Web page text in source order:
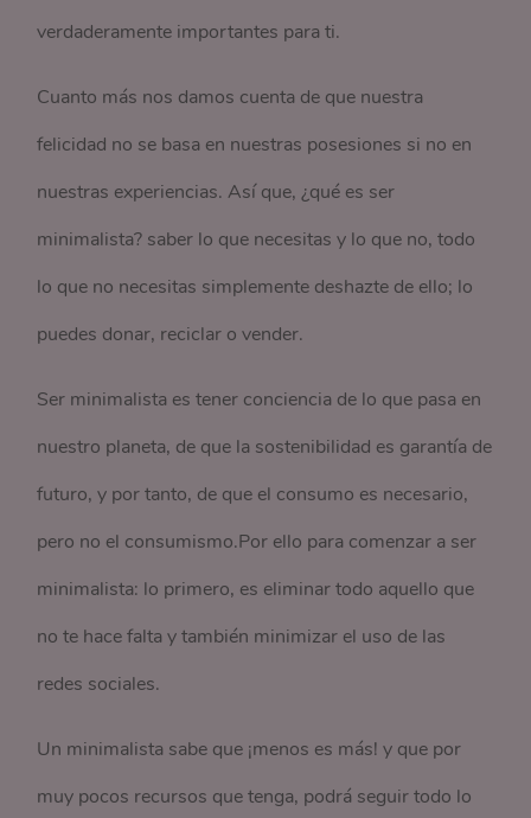
verdaderamente importantes para ti.
Cuanto más nos damos cuenta de que nuestra
felicidad no se basa en nuestras posesiones si no en
nuestras experiencias. Así que, ¿qué es ser
minimalista? saber lo que necesitas y lo que no, todo
lo que no necesitas simplemente deshazte de ello; lo
puedes donar, reciclar o vender.
Ser minimalista es tener conciencia de lo que pasa en
nuestro planeta, de que la sostenibilidad es garantía de
futuro, y por tanto, de que el consumo es necesario,
pero no el consumismo.Por ello para comenzar a ser
minimalista: lo primero, es eliminar todo aquello que
no te hace falta y también minimizar el uso de las
redes sociales.
Un minimalista sabe que ¡menos es más! y que por
muy pocos recursos que tenga, podrá seguir todo lo